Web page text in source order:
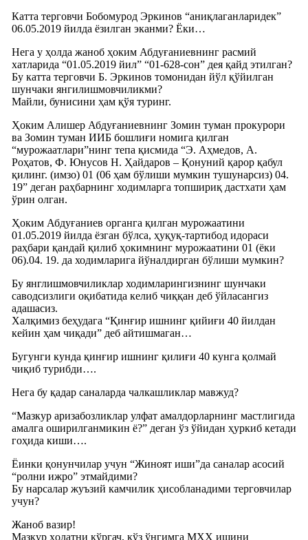
Катта терговчи Бобомурод Эркинов “аниқлаганларидек”
06.05.2019 йилда ёзилган эканми? Ёки…
Нега у ҳолда жаноб ҳоким Абдуғаниевнинг расмий
хатларида “01.05.2019 йил” “01-628-сон” дея қайд этилган?
Бу катта терговчи Б. Эркинов томонидан йўл қўйилган
шунчаки янгилишмовчиликми?
Майли, бунисини ҳам қўя туринг.
Ҳоким Алишер Абдуғаниевнинг Зомин туман прокурори
ва Зомин туман ИИБ бошлиғи номига қилган
“мурожаатлари”нинг тепа қисмида “Э. Аҳмедов, А.
Роҳатов, Ф. Юнусов Н. Ҳайдаров – Қонуний қарор қабул
қилинг. (имзо) 01 (06 ҳам бўлиши мумкин тушунарсиз) 04.
19” деган раҳбарнинг ходимларга топшириқ дастхати ҳам
ўрин олган.
Ҳоким Абдуғаниев органга қилган мурожаатини
01.05.2019 йилда ёзган бўлса, ҳуқуқ-тартибод идораси
раҳбари қандай қилиб ҳокимнинг мурожаатини 01 (ёки
06).04. 19. да ходимларига йўналдирган бўлиши мумкин?
Бу янглишмовчиликлар ходимларингизнинг шунчаки
саводсизлиги оқибатида келиб чиққан деб ўйласангиз
адашасиз.
Халқимиз беҳудага “Қинғир ишнинг қийиғи 40 йилдан
кейин ҳам чиқади” деб айтишмаган…
Бугунги кунда қинғир ишнинг қилиғи 40 кунга қолмай
чиқиб турибди….
Нега бу қадар саналарда чалкашликлар мавжуд?
“Мазкур аризабозликлар улфат амалдорларнинг мастлигида
амалга оширилганмикин ё?” деган ўз ўйидан ҳуркиб кетади
гоҳида киши….
Ёинки қонунчилар учун “Жиноят иши”да саналар асосий
“ролни ижро” этмайдими?
Бу нарсалар жуъзий камчилик ҳисобланадими терговчилар
учун?
Жаноб вазир!
Мазкур ҳолатни кўргач, кўз ўнгимга МХХ ишини